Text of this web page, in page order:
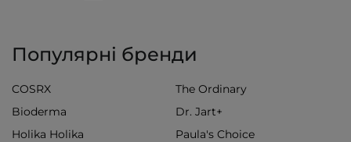
Популярні бренди
COSRX
The Ordinary
Bioderma
Dr. Jart+
Holika Holika
Paula's Choice